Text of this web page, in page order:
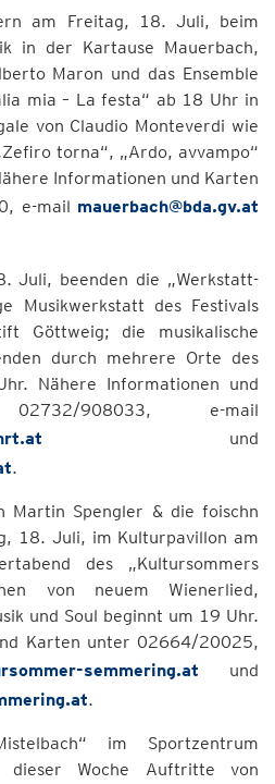
am Freitag, 18. Juli, beim
in der Kartause Mauerbach,
Maron und das Ensemble
mia – La festa“ ab 18 Uhr in
von Claudio Monteverdi wie
torna“, „Ardo, avvampo“
Informationen und Karten
e-mail mauerbach@bda.gv.at
Juli, beenden die „Werkstatt-
Musikwerkstatt des Festivals
Göttweig; die musikalische
durch mehrere Orte des
Nähere Informationen und
908033, e-mail
und
.
Martin Spengler & die foischn
18. Juli, im Kulturpavillon am
des „Kultursommers
von neuem Wienerlied,
und Soul beginnt um 19 Uhr.
Karten unter 02664/20025,
semmering.at und
.
im Sportzentrum
dieser Woche Auftritte von